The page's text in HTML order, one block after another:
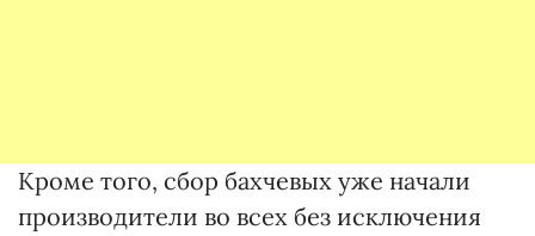
Кроме того, сбор бахчевых уже начали
производители во всех без исключения